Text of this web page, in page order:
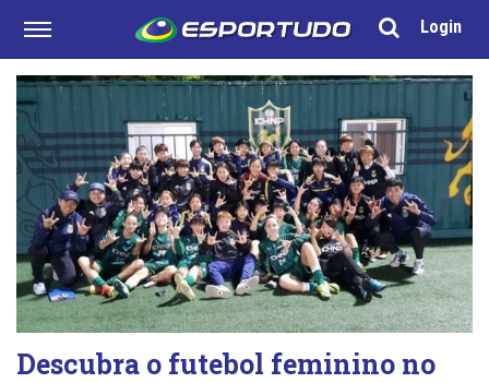
Login
Descubra o futebol feminino no